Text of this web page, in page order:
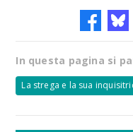
In questa pagina si
La strega e la sua